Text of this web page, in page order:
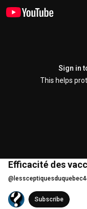
Sign in
This helps
Efficacité des
@
Subscribe